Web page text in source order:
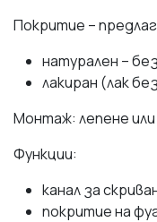
Покритие –
натурален –
лакиран (лак
Монтаж: лепене или
Функции:
канал за
покритие на